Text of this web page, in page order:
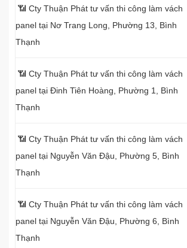
📶 Cty Thuận Phát tư vấn thi công làm vách
panel tại Nơ Trang Long, Phường 13, Bình
Thạnh
📶 Cty Thuận Phát tư vấn thi công làm vách
panel tại Đinh Tiên Hoàng, Phường 1, Bình
Thạnh
📶 Cty Thuận Phát tư vấn thi công làm vách
panel tại Nguyễn Văn Đậu, Phường 5, Bình
Thạnh
📶 Cty Thuận Phát tư vấn thi công làm vách
panel tại Nguyễn Văn Đậu, Phường 6, Bình
Thạnh